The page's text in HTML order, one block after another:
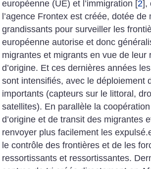
européenne (UE) et l’immigration [2],
l’agence Frontex est créée, dotée
grandissants pour surveiller les
européenne autorise et donc
migrantes et migrants en vue de leur
d’origine. Et ces dernières années
sont intensifiés, avec le déploiement
importants (capteurs sur le littoral,
satellites). En parallèle la
d’origine et de transit des migrantes
renvoyer plus facilement les
le contrôle des frontières et de les
ressortissants et ressortissantes.